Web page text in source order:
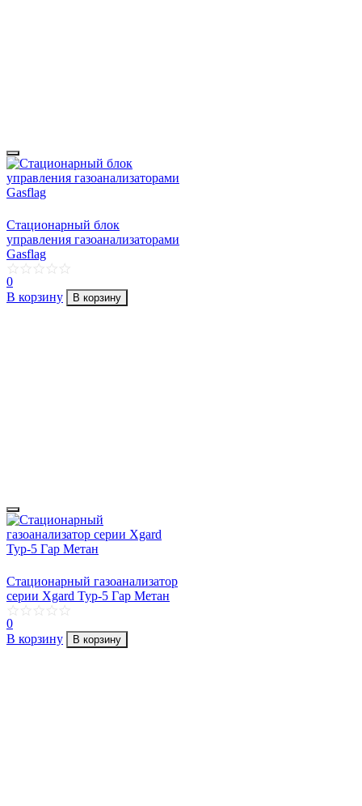
Стационарный блок
управления газоанализаторами
Gasflag
0
В корзину
В корзину
Стационарный газоанализатор
серии Xgard Typ-5 Гаp Метан
0
В корзину
В корзину